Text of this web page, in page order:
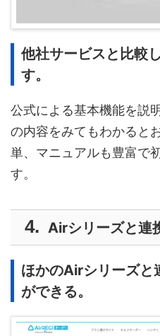
他社サービスと比較
す。
公式による基本機能を説
の内容をみてもわかると
単、マニュアルも豊富で
す。
Airシリーズと連
ほかのAirシリーズと
ができる。